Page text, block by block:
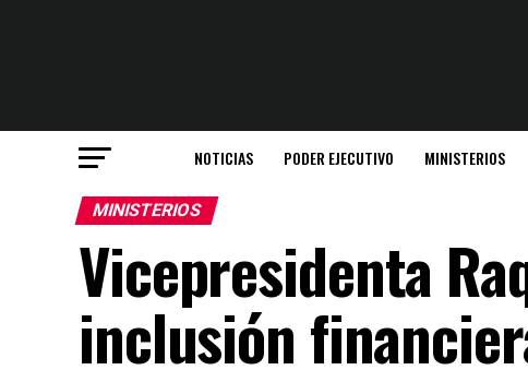
NOTICIAS PODER EJECUTIVO MINISTERIOS
MINISTERIOS
Vicepresidenta
inclusión